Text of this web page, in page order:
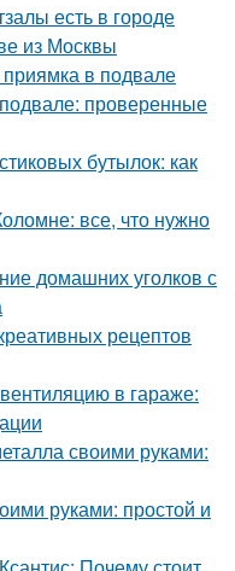
есть в городе
из Москвы
в подвале
проверенные
бутылок: как
все, что нужно
домашних уголков с
рецептов
в гараже:
своими руками:
руками: простой и